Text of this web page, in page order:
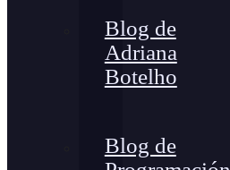
Blog de
Adriana
Botelho
Blog de